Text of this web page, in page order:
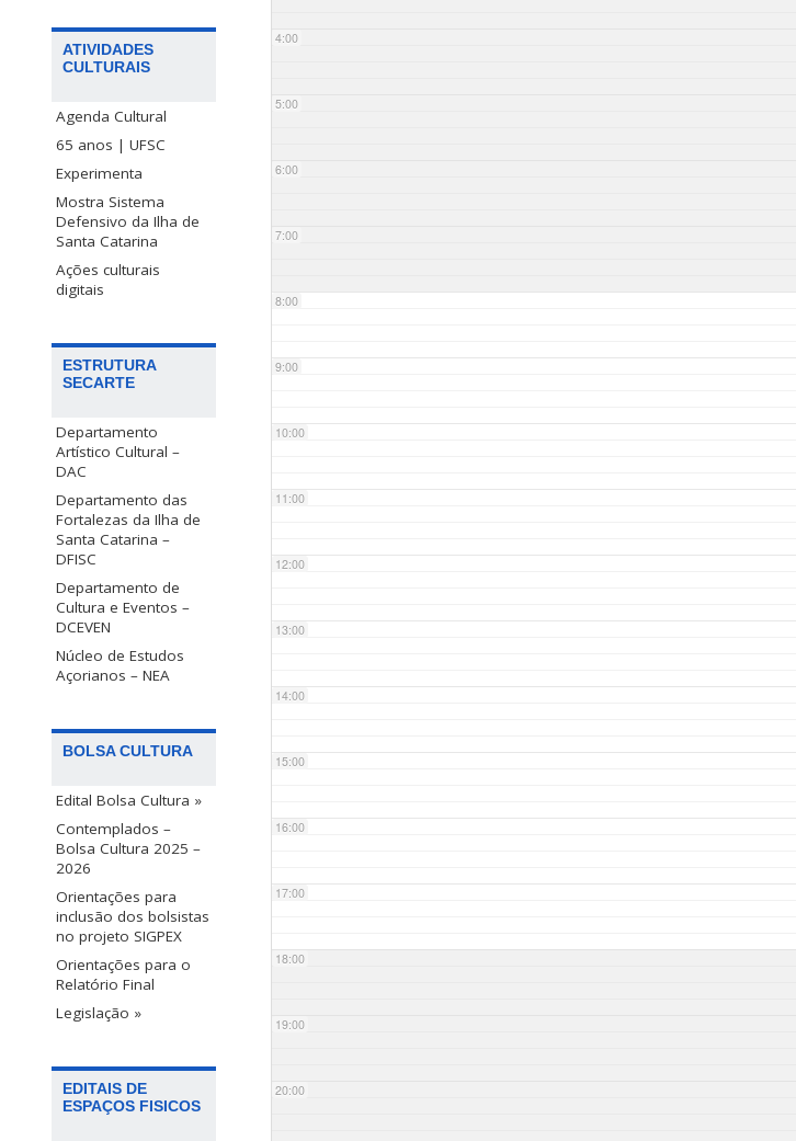
ATIVIDADES
CULTURAIS
Agenda Cultural
65 anos | UFSC
Experimenta
Mostra Sistema
Defensivo da Ilha de
Santa Catarina
Ações culturais
digitais
ESTRUTURA
SECARTE
Departamento
Artístico Cultural –
DAC
Departamento das
Fortalezas da Ilha de
Santa Catarina –
DFISC
Departamento de
Cultura e Eventos –
DCEVEN
Núcleo de Estudos
Açorianos – NEA
BOLSA CULTURA
Edital Bolsa Cultura »
Contemplados –
Bolsa Cultura 2025 –
2026
Orientações para
inclusão dos bolsistas
no projeto SIGPEX
Orientações para o
Relatório Final
Legislação »
EDITAIS DE
ESPAÇOS FISICOS
4:00
5:00
6:00
7:00
8:00
9:00
10:00
11:00
12:00
13:00
14:00
15:00
16:00
17:00
18:00
19:00
20:00